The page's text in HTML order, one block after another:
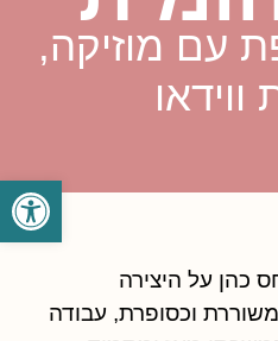
פתח
עם מוזיקה,
ווידאו
כהן על היצירה
וכסופרת, עבודה